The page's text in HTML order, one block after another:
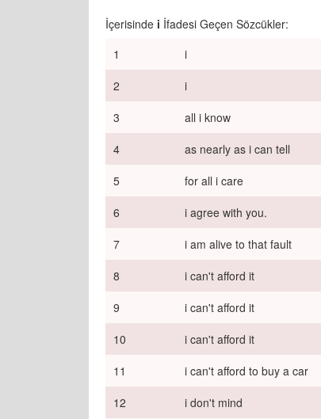
İçerisinde i İfadesi Geçen Sözcükler:
1
i
2
i
3
all i know
4
as nearly as i can tell
5
for all i care
6
i agree with you.
7
i am alive to that fault
8
i can't afford it
9
i can't afford it
10
i can't afford it
11
i can't afford to buy a car
12
i don't mind